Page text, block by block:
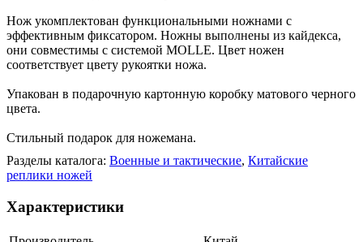
Нож укомплектован функциональными ножнами с
эффективным фиксатором. Ножны выполнены из кайдекса,
они совместимы с системой MOLLE. Цвет ножен
соответствует цвету рукоятки ножа.
Упакован в подарочную картонную коробку матового черного
цвета.
Стильный подарок для ножемана.
Разделы каталога: Военные и тактические, Китайские
реплики ножей
Характеристики